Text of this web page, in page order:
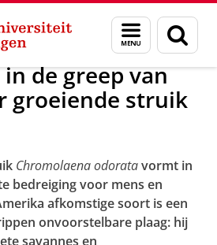
Menu
en
zoeken
Nieuws Nieuwsberichten
de greep van
groeiende struik
Chromolaena odoratavormt in
bedreiging voor mens en
afkomstige soort is een
onvoorstelbare plaag: hij
savannes en